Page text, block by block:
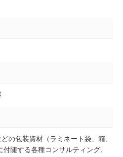
の包装資材（ラミネート袋、箱、
随する各種コンサルティング、